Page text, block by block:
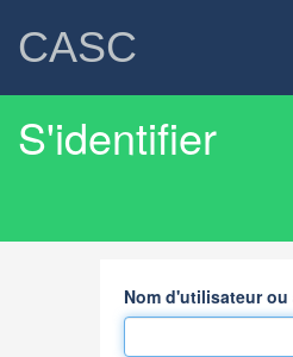
CASC
S'identifier
Nom d'utilisateur ou